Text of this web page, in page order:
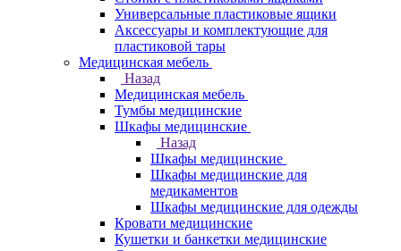
Универсальные пластиковые ящики
Аксессуары и комплектующие для
пластиковой тары
Медицинская мебель
Назад
Медицинская мебель
Тумбы медицинские
Шкафы медицинские
Назад
Шкафы медицинские
Шкафы медицинские для
медикаментов
Шкафы медицинские для одежды
Кровати медицинские
Кушетки и банкетки медицинские